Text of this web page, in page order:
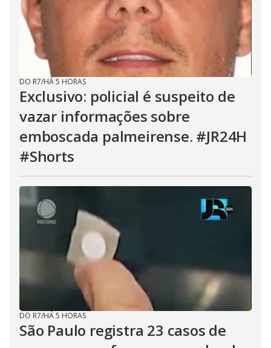
DO R7/HÁ 5 HORAS
Exclusivo: policial é suspeito de
vazar informações sobre
emboscada palmeirense. #JR24H
#Shorts
DO R7/HÁ 5 HORAS
São Paulo registra 23 casos de